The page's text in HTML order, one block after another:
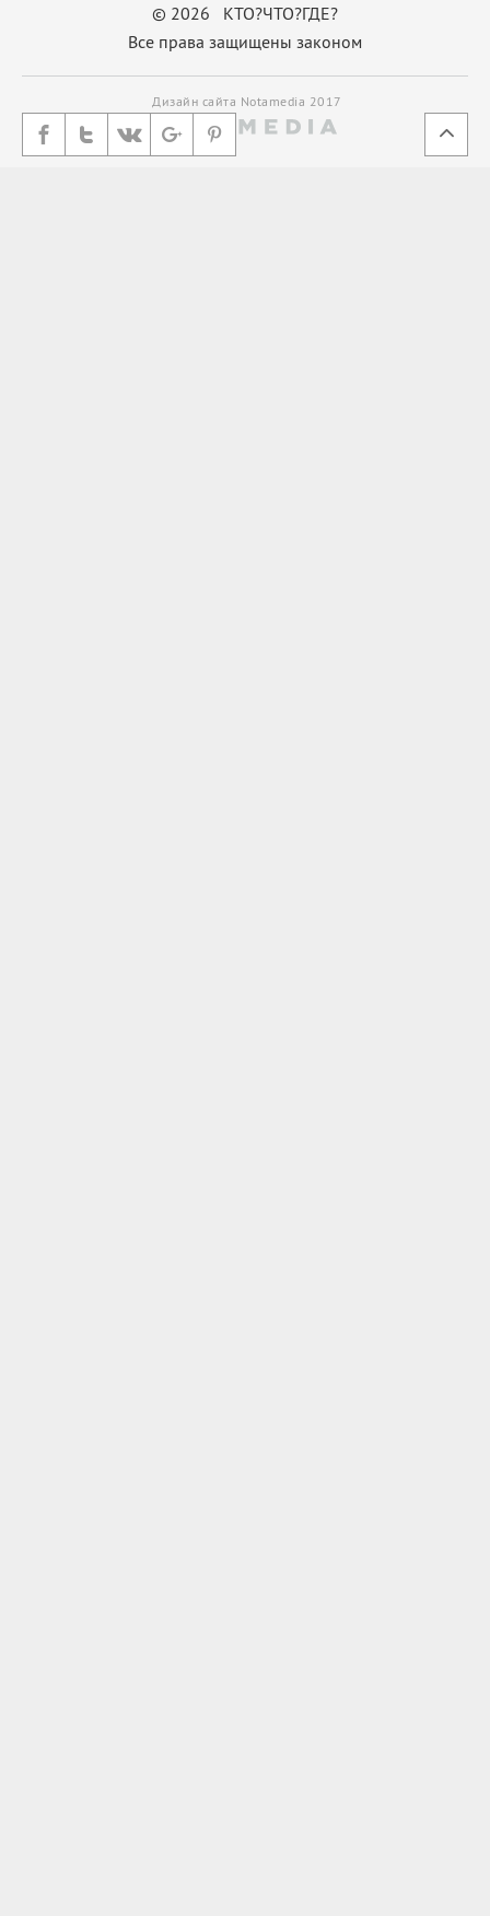
© 2026 КТО?ЧТО?ГДЕ?
Все права защищены законом
Дизайн сайта Notamedia 2017